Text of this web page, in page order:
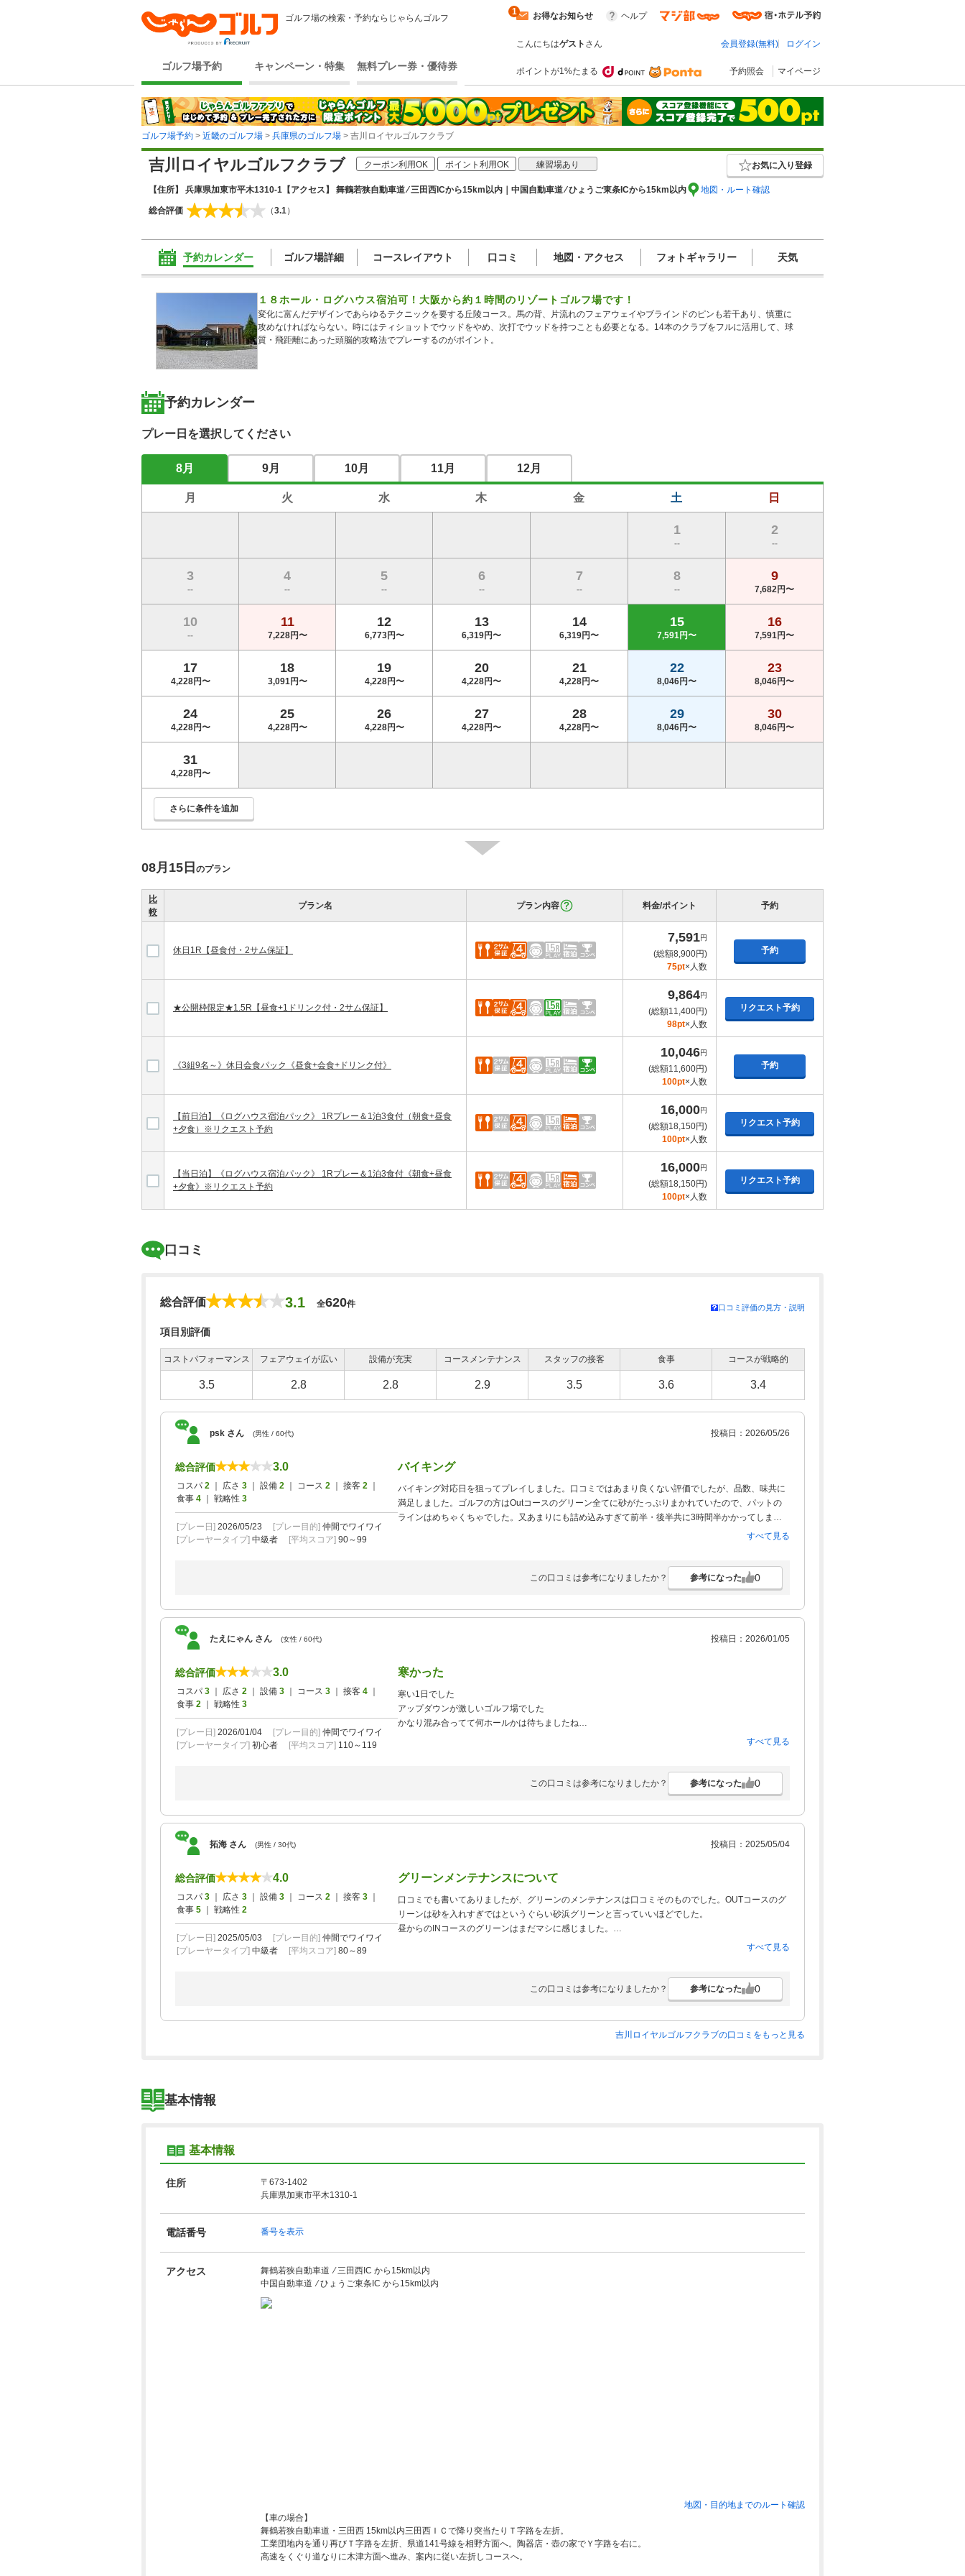
ゴルフ場の検索・予約ならじゃらんゴルフ
ゴルフ場予約 キャンペーン・特集 無料プレー券・優待券
お得なお知らせ
1 ヘルプ
こんにちはゲスト さん 会員登録(無料) ログイン
ポイントが1%たまる 予約照会 マイページ
ゴルフ場予約 > 近畿のゴルフ場 > 兵庫県のゴルフ場 > 吉川ロイヤルゴルフクラブ
吉川ロイヤルゴルフクラブ クーポン利用OK ポイント利用OK 練習場あり お気に入り登録
【住所】 兵庫県加東市平木1310-1 【アクセス】 舞鶴若狭自動車道 ⁄ 三田西ICから15km以内｜中国自動車道 ⁄ ひょうご東条ICから15km以内 地図・ルート確認
総合評価 （3.1）
予約カレンダー ゴルフ場詳細 コースレイアウト 口コミ 地図・アクセス フォトギャラリー 天気
１８ホール・ログハウス宿泊可！大阪から約１時間のリゾートゴルフ場です！
変化に富んだデザインであらゆるテクニックを要する丘陵コース。馬の背、片流れのフェアウェイやブラインドのピンも若干あり、慎重に
攻めなければならない。時にはティショットでウッドをやめ、次打でウッドを持つことも必要となる。14本のクラブをフルに活用して、球
質・飛距離にあった頭脳的攻略法でプレーするのがポイント。
予約カレンダー
プレー日を選択してください
8月 9月 10月 11月 12月
月 火 水 木 金 土 日
1
--
2
--
3
--
4
--
5
--
6
--
7
--
8
--
9
7,682円〜
10
--
11
7,228円〜
12
6,773円〜
13
6,319円〜
14
6,319円〜
15
7,591円〜
16
7,591円〜
17
4,228円〜
18
3,091円〜
19
4,228円〜
20
4,228円〜
21
4,228円〜
22
8,046円〜
23
8,046円〜
24
4,228円〜
25
4,228円〜
26
4,228円〜
27
4,228円〜
28
4,228円〜
29
8,046円〜
30
8,046円〜
31
4,228円〜
さらに条件を追加
08月15日 のプラン
比
較
プラン名 プラン内容 料金/ポイント 予約
休日1R【昼食付・2サム保証】
7,591円
(総額8,900円)
75pt×人数
予約
★公開枠限定★1.5R【昼食+1ドリンク付・2サム保証】
9,864円
(総額11,400円)
98pt×人数
リクエスト予約
《3組9名～》休日会食パック《昼食+会食+ドリンク付》
10,046円
(総額11,600円)
100pt×人数
予約
【前日泊】《ログハウス宿泊パック》 1Rプレー＆1泊3食付（朝食+昼食
+夕食）※リクエスト予約
16,000円
(総額18,150円)
100pt×人数
リクエスト予約
【当日泊】《ログハウス宿泊パック》 1Rプレー＆1泊3食付《朝食+昼食
+夕食》※リクエスト予約
16,000円
(総額18,150円)
100pt×人数
リクエスト予約
口コミ
総合評価 3.1 全620件 口コミ評価の見方・説明
項目別評価
コストパフォーマンス フェアウェイが広い 設備が充実 コースメンテナンス スタッフの接客 食事 コースが戦略的
3.5 2.8 2.8 2.9 3.5 3.6 3.4
psk さん (男性 / 60代) 投稿日：2026/05/26
総合評価 3.0
コスパ 2 ｜ 広さ 3 ｜ 設備 2 ｜ コース 2 ｜ 接客 2
食事 4 ｜ 戦略性 3
[プレー日] 2026/05/23 [プレー目的] 仲間でワイワイ
[プレーヤータイプ] 中級者 [平均スコア] 90～99
バイキング
バイキング対応日を狙ってプレイしました。口コミではあまり良くない評価でしたが、品数、味共に
満足しました。ゴルフの方はOutコースのグリーン全てに砂がたっぷりまかれていたので、パットの
ラインはめちゃくちゃでした。又あまりにも詰め込みすぎて前半・後半共に3時間半かかってしまい
すべて見る
この口コミは参考になりましたか？ 参考になった 0
たえにゃん さん (女性 / 60代) 投稿日：2026/01/05
総合評価 3.0
コスパ 3 ｜ 広さ 2 ｜ 設備 3 ｜ コース 3 ｜ 接客 4
食事 2 ｜ 戦略性 3
[プレー日] 2026/01/04 [プレー目的] 仲間でワイワイ
[プレーヤータイプ] 初心者 [平均スコア] 110～119
寒かった
寒い1日でした
アップダウンが激しいゴルフ場でした
かなり混み合ってて何ホールかは待ちましたね
すべて見る
この口コミは参考になりましたか？ 参考になった 0
拓海 さん (男性 / 30代) 投稿日：2025/05/04
総合評価 4.0
コスパ 3 ｜ 広さ 3 ｜ 設備 3 ｜ コース 2 ｜ 接客 3
食事 5 ｜ 戦略性 2
[プレー日] 2025/05/03 [プレー目的] 仲間でワイワイ
[プレーヤータイプ] 中級者 [平均スコア] 80～89
グリーンメンテナンスについて
口コミでも書いてありましたが、グリーンのメンテナンスは口コミそのものでした。OUTコースのグ
リーンは砂を入れすぎではというぐらい砂浜グリーンと言っていいほどでした。
昼からのINコースのグリーンはまだマシに感じました。
すべて見る
この口コミは参考になりましたか？ 参考になった 0
吉川ロイヤルゴルフクラブの口コミをもっと見る
基本情報
基本情報
住所
〒673-1402
兵庫県加東市平木1310-1
電話番号 番号を表示
アクセス
舞鶴若狭自動車道 ⁄ 三田西IC から15km以内
中国自動車道 ⁄ ひょうご東条IC から15km以内
地図・目的地までのルート確認
【車の場合】
舞鶴若狭自動車道・三田西 15km以内三田西ＩＣで降り突当たりＴ字路を左折。
工業団地内を通り再びＴ字路を左折、県道141号線を相野方面へ。陶器店・壺の家でＹ字路を右に。
高速をくぐり道なりに木津方面へ進み、案内に従い左折しコースへ。